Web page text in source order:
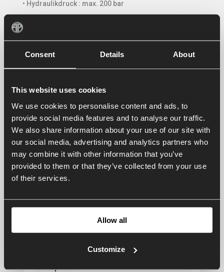
Consent Details About
This website uses cookies
We use cookies to personalise content and ads, to
provide social media features and to analyse our traffic.
We also share information about your use of our site with
our social media, advertising and analytics partners who
may combine it with other information that you’ve
provided to them or that they’ve collected from your use
of their services.
Allow all
Customize
• Hydraulikdruck : max. 200 bar
Standardausführung Serie PGX
• Verschleißfestes Hardox-Messer auf Rückseite
• Doppelte, verschleißfeste Messer aus 400 HB-Stahl
• Sicherheitsventil
• Geschweißte Anbauteilen
Zubehör Serie PGX
■ Erhöhte perforierte Rück- oder Behälterplatte
■ Vorbereitungen für Z-Kinematik
Contact us
Prospekte